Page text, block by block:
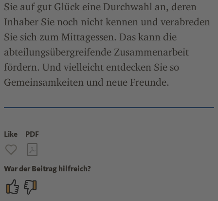
Sie auf gut Glück eine Durchwahl an, deren
Inhaber Sie noch nicht kennen und verabreden
Sie sich zum Mittagessen. Das kann die
abteilungsübergreifende Zusammenarbeit
fördern. Und vielleicht entdecken Sie so
Gemeinsamkeiten und neue Freunde.
Like PDF
War der Beitrag hilfreich?